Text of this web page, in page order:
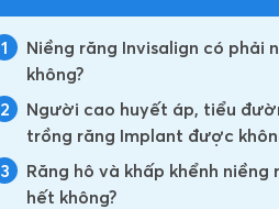
1
Niềng răng Invisalign có phải
không?
2
Người cao huyết áp, tiểu
trồng răng Implant được
3
Răng hô và khấp khểnh niềng
hết không?